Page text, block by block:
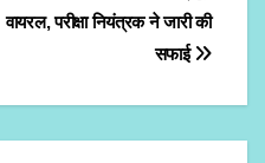
वायरल, परीक्षा नियंत्रक ने जारी की
सफाई